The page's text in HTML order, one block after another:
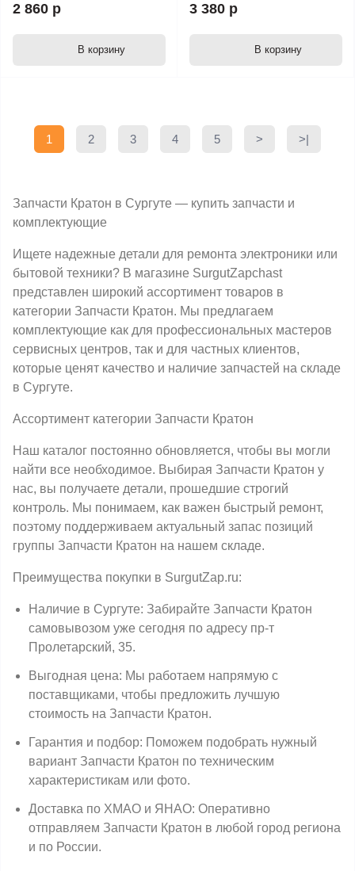
2 860 р
В корзину
3 380 р
В корзину
1 2 3 4 5 > >|
Запчасти Кратон в Сургуте — купить запчасти и
комплектующие
Ищете надежные детали для ремонта электроники или
бытовой техники? В магазине SurgutZapchast
представлен широкий ассортимент товаров в
категории Запчасти Кратон. Мы предлагаем
комплектующие как для профессиональных мастеров
сервисных центров, так и для частных клиентов,
которые ценят качество и наличие запчастей на складе
в Сургуте.
Ассортимент категории Запчасти Кратон
Наш каталог постоянно обновляется, чтобы вы могли
найти все необходимое. Выбирая Запчасти Кратон у
нас, вы получаете детали, прошедшие строгий
контроль. Мы понимаем, как важен быстрый ремонт,
поэтому поддерживаем актуальный запас позиций
группы Запчасти Кратон на нашем складе.
Преимущества покупки в SurgutZap.ru:
Наличие в Сургуте: Забирайте Запчасти Кратон
самовывозом уже сегодня по адресу пр-т
Пролетарский, 35.
Выгодная цена: Мы работаем напрямую с
поставщиками, чтобы предложить лучшую
стоимость на Запчасти Кратон.
Гарантия и подбор: Поможем подобрать нужный
вариант Запчасти Кратон по техническим
характеристикам или фото.
Доставка по ХМАО и ЯНАО: Оперативно
отправляем Запчасти Кратон в любой город региона
и по России.